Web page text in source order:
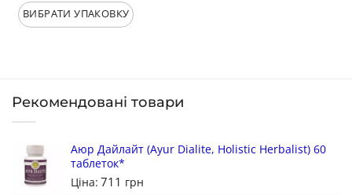
ВИБРАТИ УПАКОВКУ
Рекомендовані товари
Аюр Дайлайт (Ayur Dialite, Holistic Herbalist) 60
таблеток*
Ціна: 711 грн